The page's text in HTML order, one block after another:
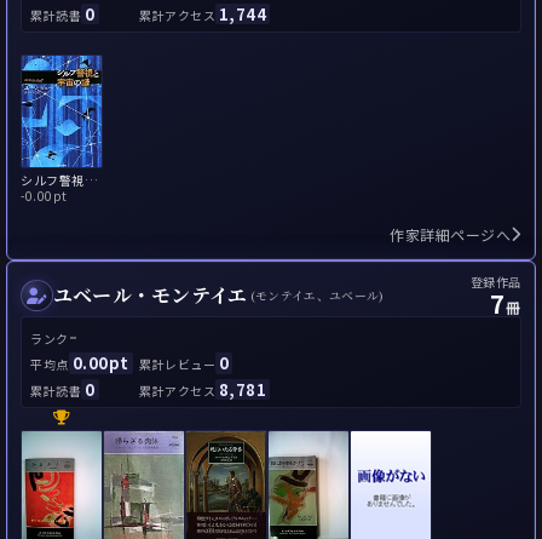
累計読書 0 累計アクセス 1,744
シルフ警視と宇宙の謎
-0.00pt
作家詳細ページへ
ユベール・モンテイエ (モンテイエ、ユベール)
登録作品
7冊
ランク -
平均点 0.00pt 累計レビュー 0
累計読書 0 累計アクセス 8,781